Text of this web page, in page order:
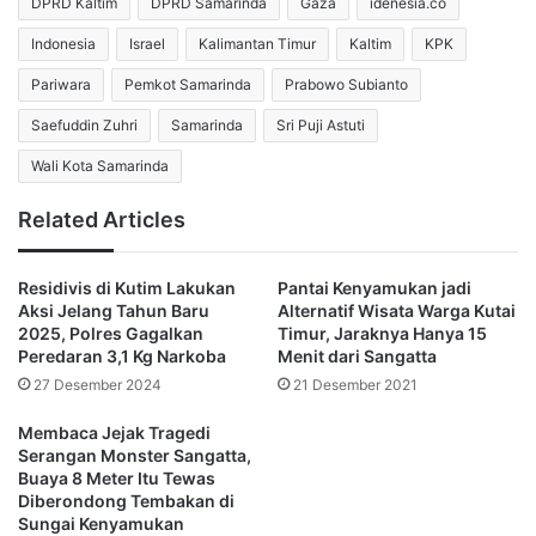
Kondisi cuaca yang kurang bersahabat membuat akses
jalan menjadi licin dan berat dilalui kendaraan mobil.
Direktur Utama Perusahaan Daerah (Perusda) Bara Kaltim
Sejahtera (BKS), Nidya Listiyono, yang turut mendampingi
dalam kunjungan menjelaskan, bahwa agenda gubernur
bukan sekadar safari Ramadan biasa.
“Kunjungan kerja Pak Gubernur kali ini mencakup wilayah
Kutai Timur, termasuk Maloy. Ini bukan hanya kegiatan
seremonial, tetapi bagian dari upaya memastikan
pembangunan infrastruktur berjalan sesuai rencana,” jelas
Istri Anggota DPR RI Turut
Dampingi, Infrastruktur Jadi
Indonesia Israel Kalimantan Timur Kaltim KPK
Pariwara Pemkot Samarinda Prabowo Subianto
Saefuddin Zuhri Samarinda Sri Puji Astuti
Wali Kota Samarinda
Related Articles
Residivis di Kutim Lakukan
Aksi Jelang Tahun Baru
2025, Polres Gagalkan
Peredaran 3,1 Kg Narkoba
27 Desember 2024
Pantai Kenyamukan jadi
Alternatif Wisata Warga Kutai
Timur, Jaraknya Hanya 15
Menit dari Sangatta
21 Desember 2021
Membaca Jejak Tragedi
Serangan Monster Sangatta,
Buaya 8 Meter Itu Tewas
Diberondong Tembakan di
Sungai Kenyamukan